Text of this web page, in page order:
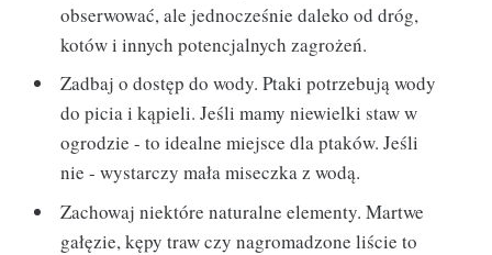
obserwować, ale jednocześnie daleko od dróg,
kotów i innych potencjalnych zagrożeń.
Zadbaj o dostęp do wody. Ptaki potrzebują wody
do picia i kąpieli. Jeśli mamy niewielki staw w
ogrodzie - to idealne miejsce dla ptaków. Jeśli
nie - wystarczy mała miseczka z wodą.
Zachowaj niektóre naturalne elementy. Martwe
gałęzie, kępy traw czy nagromadzone liście to